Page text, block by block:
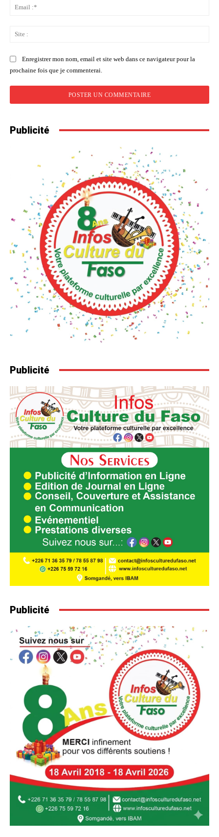
Enregistrer mon nom, email et site web dans ce navigateur pour la
prochaine fois que je commenterai.
Publicité
Publicité
Publicité